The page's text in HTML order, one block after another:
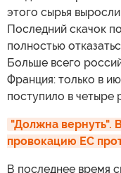
этого сырья
Последний скачок
полностью
Больше всего
Франция: только в
поступило в четыре
"Должна вернуть".
провокацию ЕС
В последнее время